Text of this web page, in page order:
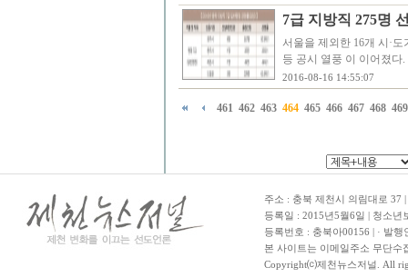
7급 지방직 275명
서울을 제외한 16개 시·
등 공시 열풍 이 이어졌
2016-08-16 14:55:07
461 462 463 464 465 466 467 468 469
주소 : 충북 제천시 의림대로 37
등록일 : 2015년5월6일 | 청소
등록번호 : 충북아00156 | · 발
본 사이트는 이메일주소 무단수
Copyright⒞제천뉴스저널. All